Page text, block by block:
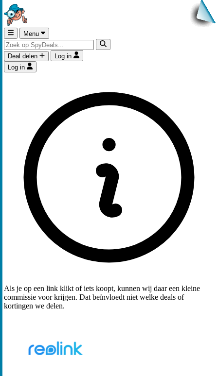
Menu
Deal delen
Log in
Log in
Als je op een link klikt of iets koopt, kunnen wij daar een kleine
commissie voor krijgen. Dat beïnvloedt niet welke deals of
kortingen we delen.